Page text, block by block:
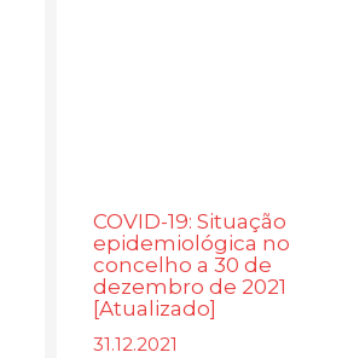
COVID-19: Situação
epidemiológica no
concelho a 30 de
dezembro de 2021
[Atualizado]
31.12.2021